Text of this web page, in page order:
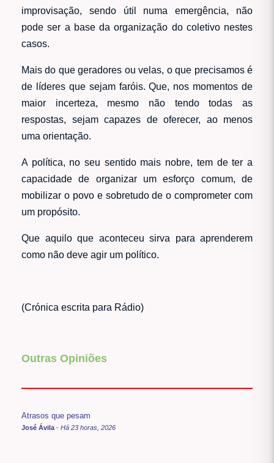
improvisação, sendo útil numa emergência, não
pode ser a base da organização do coletivo nestes
casos.
Mais do que geradores ou velas, o que precisamos é
de líderes que sejam faróis. Que, nos momentos de
maior incerteza, mesmo não tendo todas as
respostas, sejam capazes de oferecer, ao menos
uma orientação.
A política, no seu sentido mais nobre, tem de ter a
capacidade de organizar um esforço comum, de
mobilizar o povo e sobretudo de o comprometer com
um propósito.
Que aquilo que aconteceu sirva para aprenderem
como não deve agir um político.
(Crónica escrita para Rádio)
Outras Opiniões
Atrasos que pesam
José Ávila - Há 23 horas, 2026